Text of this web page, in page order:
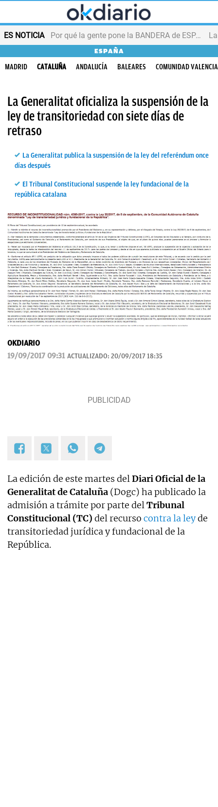
ES NOTICIA Por qué la gente pone la BANDERA de ESPAÑA en el balcón
ESPAÑA
MADRID CATALUÑA ANDALUCÍA BALEARES COMUNIDAD
La Generalitat oficializa la suspensión de la
ley de transitoriedad con siete días de
retraso
La Generalitat publica la suspensión de la ley del referéndum once
días después
El Tribunal Constitucional suspende la ley fundacional de la
república catalana
OKDIARIO
19/09/2017 09:31 ACTUALIZADO: 20/09/2017 18:35
La edición de este martes delDiari Oficial de la
Generalitat de Cataluña (Dogc) ha publicado la
admisión a trámite por parte delTribunal
Constitucional (TC) del recurso contra la leyde
transitoriedad jurídica y fundacional de la
República.